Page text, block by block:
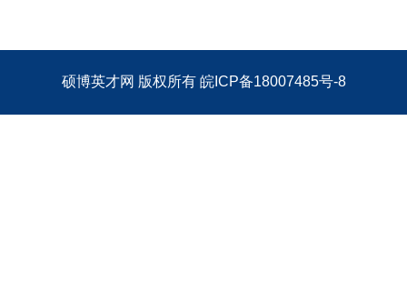
硕博英才网 版权所有 皖ICP备18007485号-8